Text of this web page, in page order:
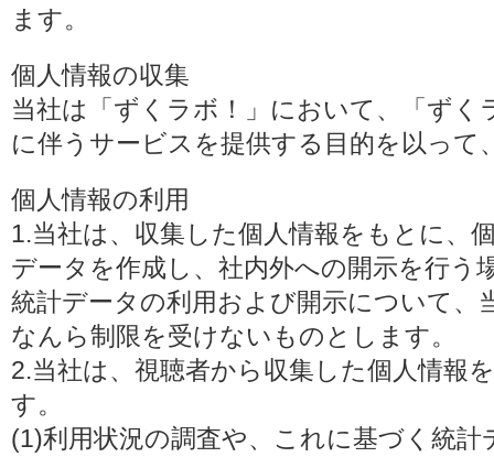
ます。
個人情報の収集
当社は「ずくラボ！」において、「ず
に伴うサービスを提供する目的を以って
個人情報の利用
1.当社は、収集した個人情報をもとに、
データを作成し、社内外への開示を行う
統計データの利用および開示について、
なんら制限を受けないものとします。
2.当社は、視聴者から収集した個人情報
す。
(1)利用状況の調査や、これに基づく統